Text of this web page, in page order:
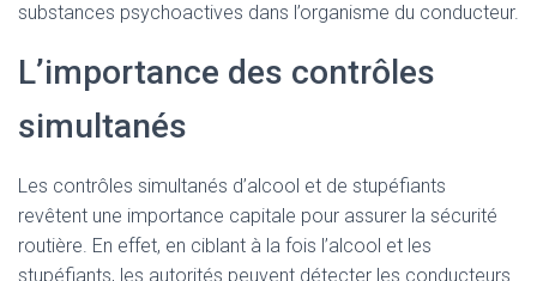
substances psychoactives dans l’organisme du conducteur.
L’importance des contrôles
simultanés
Les contrôles simultanés d’alcool et de stupéfiants
revêtent une importance capitale pour assurer la sécurité
routière. En effet, en ciblant à la fois l’alcool et les
stupéfiants, les autorités peuvent détecter les conducteurs